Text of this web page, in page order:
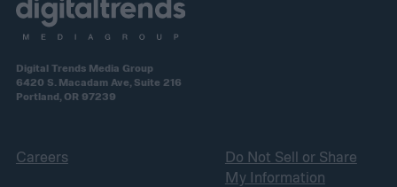
Digital Trends Media Group
6420 S. Macadam Ave, Suite 216
Portland, OR 97239
Careers
Do Not Sell or Share
My Information